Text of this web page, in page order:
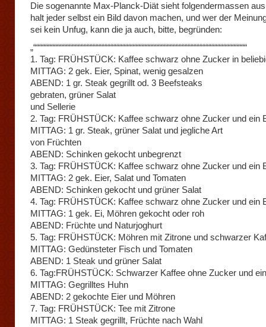
Die sogenannte Max-Planck-Diät sieht folgendermassen
halt jeder selbst ein Bild davon machen, und wer der
sei kein Unfug, kann die ja auch, bitte, begründen:
„““““““““““““““““““““““““““““““““““““““““““““““““““““““““““““““““““““““““
1. Tag: FRÜHSTÜCK: Kaffee schwarz ohne Zucker in
MITTAG: 2 gek. Eier, Spinat, wenig gesalzen
ABEND: 1 gr. Steak gegrillt od. 3 Beefsteaks
gebraten, grüner Salat
und Sellerie
2. Tag: FRÜHSTÜCK: Kaffee schwarz ohne Zucker und ein
MITTAG: 1 gr. Steak, grüner Salat und jegliche Art
von Früchten
ABEND: Schinken gekocht unbegrenzt
3. Tag: FRÜHSTÜCK: Kaffee schwarz ohne Zucker und ein
MITTAG: 2 gek. Eier, Salat und Tomaten
ABEND: Schinken gekocht und grüner Salat
4. Tag: FRÜHSTÜCK: Kaffee schwarz ohne Zucker und ein
MITTAG: 1 gek. Ei, Möhren gekocht oder roh
ABEND: Früchte und Naturjoghurt
5. Tag: FRÜHSTÜCK: Möhren mit Zitrone und schwarzer
MITTAG: Gedünsteter Fisch und Tomaten
ABEND: 1 Steak und grüner Salat
6. Tag:FRÜHSTÜCK: Schwarzer Kaffee ohne Zucker und
MITTAG: Gegrilltes Huhn
ABEND: 2 gekochte Eier und Möhren
7. Tag: FRÜHSTÜCK: Tee mit Zitrone
MITTAG: 1 Steak gegrillt, Früchte nach Wahl